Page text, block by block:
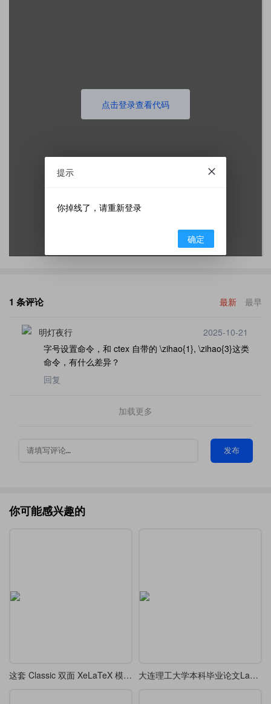
点击登录查看代码
1 条评论 最新 最早
明灯夜行
2025-10-21
字号设置命令，和 ctex 自带的 \zihao{1}, \zihao{3}这类
命令，有什么差异？
回复
加载更多
发布
你可能感兴趣的
这套 Classic 双面 XeLaTeX 模板，排版出的论文像艺术品一样优雅 大连理工大学本科毕业论文LaTeX模板
提示
你掉线了，请重新登录
确定